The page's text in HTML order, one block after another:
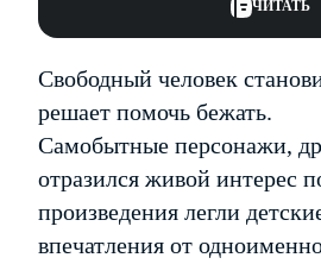
ЧИТАТЬ
Свободный человек
решает помочь бежать.
Самобытные персонажи,
отразился живой интерес
произведения легли
впечатления от